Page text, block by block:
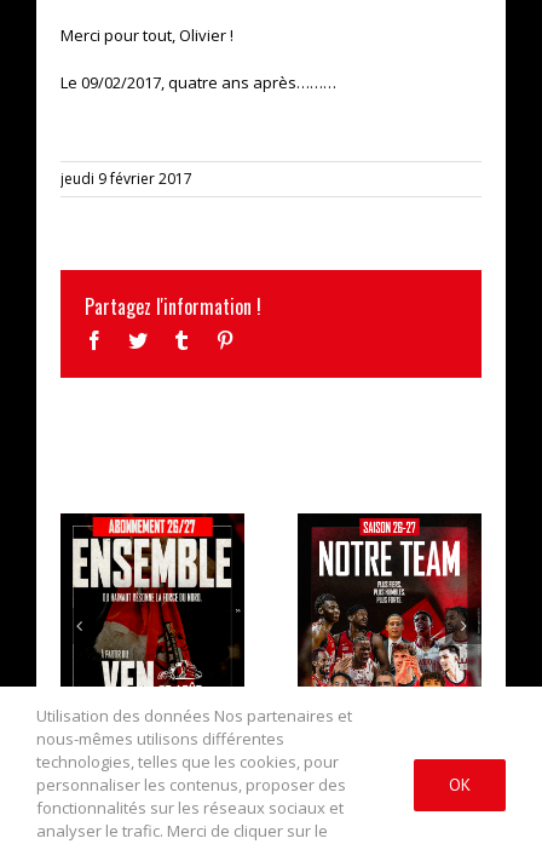
Merci pour tout, Olivier !
Le 09/02/2017, quatre ans après………
jeudi 9 février 2017
Partagez l'information !
Facebook
Twitter Tumblr
LA CAMPAGNE
D’ABONNEMENT
EST OUVERTE !
L’EFFECTIF
2026/2027 AU
COMPLET !
Utilisation des données Nos partenaires et
nous-mêmes utilisons différentes
technologies, telles que les cookies, pour
personnaliser les contenus, proposer des
fonctionnalités sur les réseaux sociaux et
analyser le trafic. Merci de cliquer sur le
OK